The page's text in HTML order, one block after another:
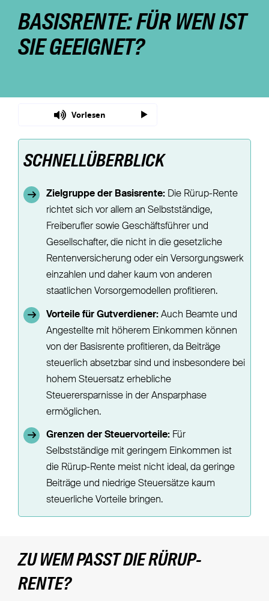
Nachhaltigkeit
Magazin
BASISRENTE: FÜR WEN IST
SIE GEEIGNET?
Vorlesen
SCHNELLÜBERBLICK
Zielgruppe der Basisrente: Die Rürup-Rente
richtet sich vor allem an Selbstständige,
Freiberufler sowie Geschäftsführer und
Gesellschafter, die nicht in die gesetzliche
Rentenversicherung oder ein Versorgungswerk
einzahlen und daher kaum von anderen
staatlichen Vorsorgemodellen profitieren.
Vorteile für Gutverdiener: Auch Beamte und
Angestellte mit höherem Einkommen können
von der Basisrente profitieren, da Beiträge
steuerlich absetzbar sind und insbesondere bei
hohem Steuersatz erhebliche
Steuerersparnisse in der Ansparphase
ermöglichen.
Grenzen der Steuervorteile: Für
Selbstständige mit geringem Einkommen ist
die Rürup-Rente meist nicht ideal, da geringe
Beiträge und niedrige Steuersätze kaum
steuerliche Vorteile bringen.
ZU WEM PASST DIE RÜRUP-
RENTE?